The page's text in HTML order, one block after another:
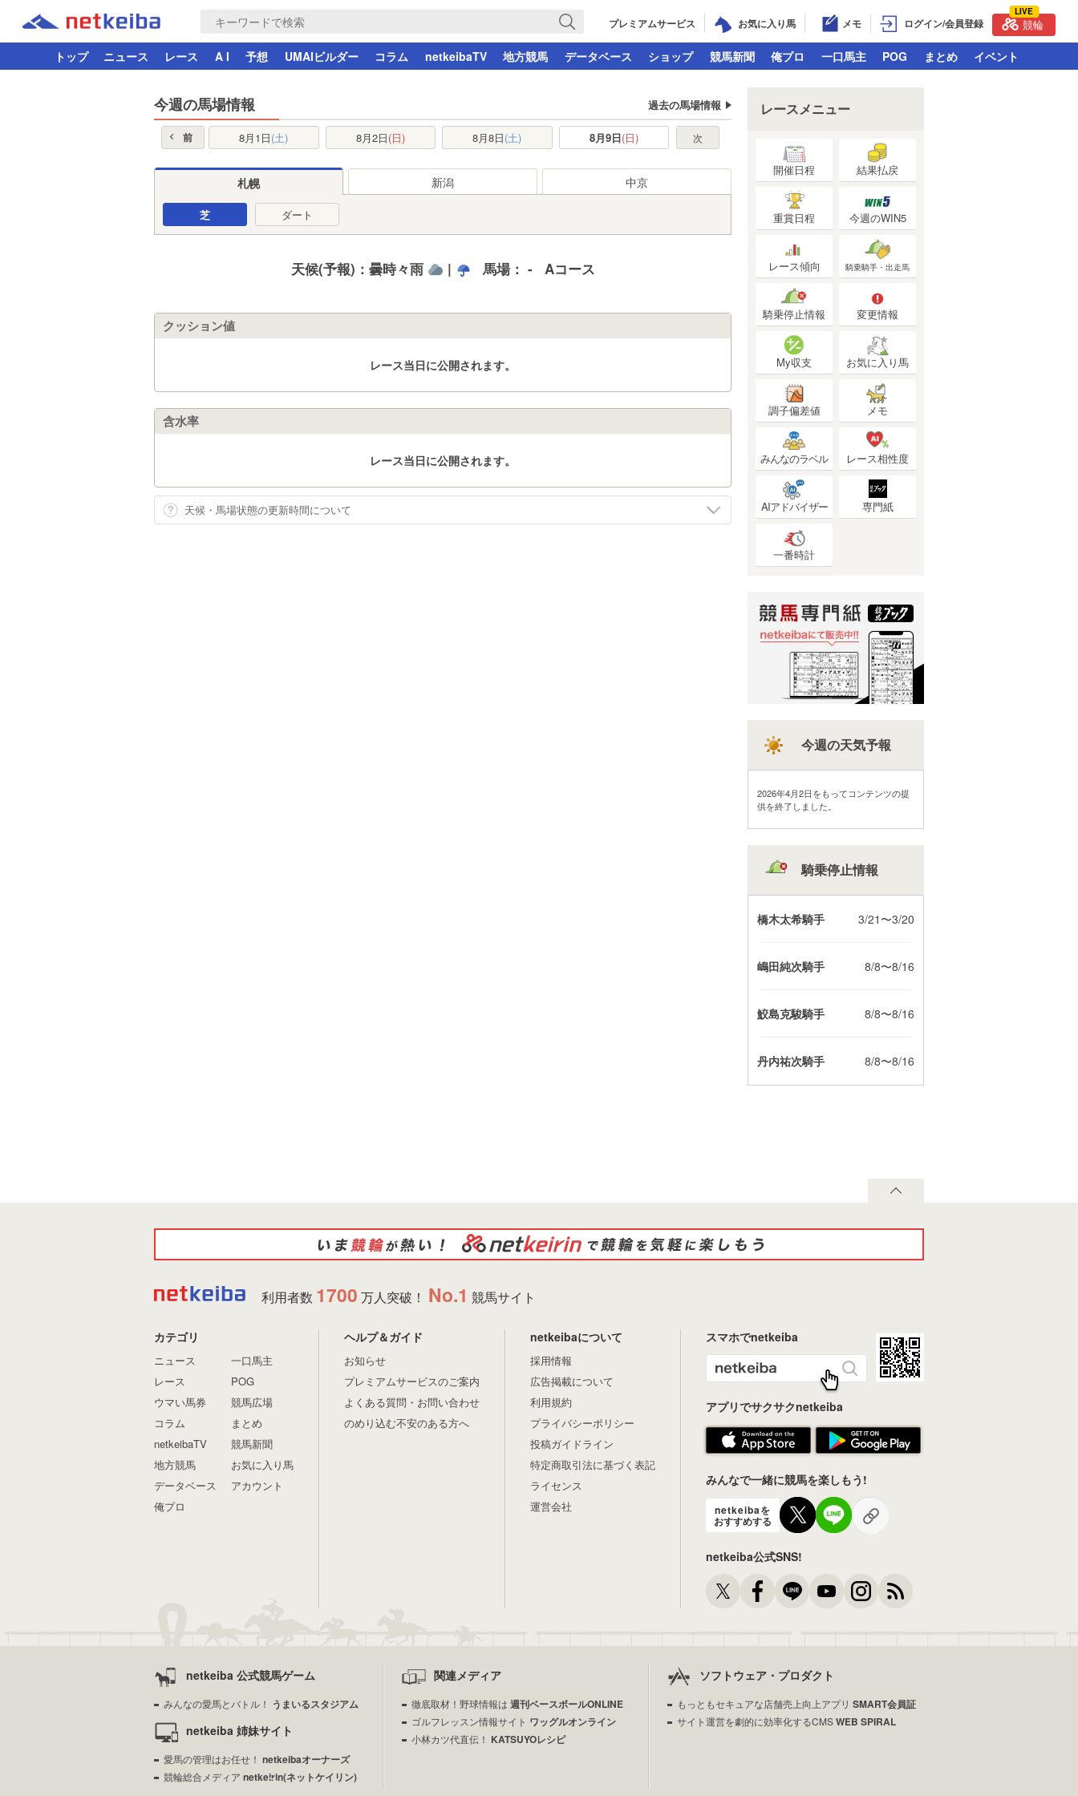
プレミアムサービス お気に入り馬 メモ ログイン/会員登録
LIVE
競輪
トップ ニュース レース A I 予想 UMAIビルダー コラム netkeibaTV 地方競馬 データベース ショップ 競馬新聞 俺プロ 一口馬主 POG まとめ イベント
今週の馬場情報 過去の馬場情報
前 8月1日(土) 8月2日(日) 8月8日(土) 8月9日(日) 次
札幌 新潟 中京
芝 ダート
天候(予報)：曇時々雨 | 馬場： - Aコース
クッション値
レース当日に公開されます。
含水率
レース当日に公開されます。
天候・馬場状態の更新時間について
レースメニュー
開催日程 結果払戻
重賞日程 今週のWIN5
レース傾向 騎乗騎手・出走馬
騎乗停止情報 変更情報
My収支 お気に入り馬
調子偏差値 メモ
みんなのラベル レース相性度
AIアドバイザー 専門紙
一番時計
今週の天気予報
2026年4月2日をもってコンテンツの提
供を終了しました。
騎乗停止情報
橋木太希騎手 3/21〜3/20
嶋田純次騎手 8/8〜8/16
鮫島克駿騎手 8/8〜8/16
丹内祐次騎手 8/8〜8/16
利用者数 1700 万人突破！ No.1 競馬サイト
カテゴリ
ニュース
レース
ウマい馬券
コラム
netkeibaTV
地方競馬
データベース
俺プロ
一口馬主
POG
競馬広場
まとめ
競馬新聞
お気に入り馬
アカウント
ヘルプ＆ガイド
お知らせ
プレミアムサービスのご案内
よくある質問・お問い合わせ
のめり込む不安のある方へ
netkeibaについて
採用情報
広告掲載について
利用規約
プライバシーポリシー
投稿ガイドライン
特定商取引法に基づく表記
ライセンス
運営会社
スマホでnetkeiba
アプリでサクサクnetkeiba
みんなで一緒に競馬を楽しもう!
netkeibaを
おすすめする
netkeiba公式SNS!
netkeiba 公式競馬ゲーム
みんなの愛馬とバトル！ うまいるスタジアム
netkeiba 姉妹サイト
愛馬の管理はお任せ！ netkeibaオーナーズ
競輪総合メディア netkeirin(ネットケイリン)
関連メディア
徹底取材！野球情報は 週刊ベースボールONLINE
ゴルフレッスン情報サイト ワッグルオンライン
小林カツ代直伝！ KATSUYOレシピ
ソフトウェア・プロダクト
もっともセキュアな店舗売上向上アプリ SMART会員証
サイト運営を劇的に効率化するCMSWEB SPIRAL